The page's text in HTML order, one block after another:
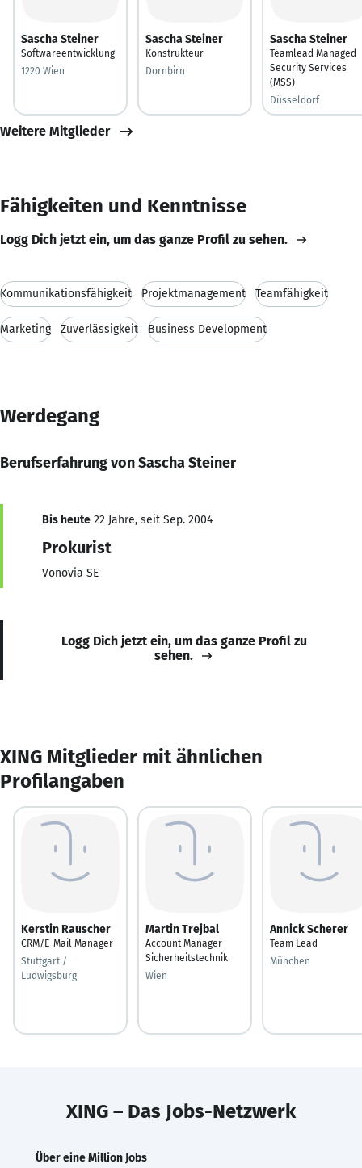
Sascha Steiner
Softwareentwicklung
1220 Wien
Sascha Steiner
Konstrukteur
Dornbirn
Sascha Steiner
Teamlead Managed
Security Services
(MSS)
Düsseldorf
Weitere Mitglieder
Fähigkeiten und Kenntnisse
Logg Dich jetzt ein, um das ganze Profil zu sehen.
Kommunikationsfähigkeit Projektmanagement Teamfähigkeit
Marketing Zuverlässigkeit Business Development
Werdegang
Berufserfahrung von Sascha Steiner
Bis heute 22 Jahre, seit Sep. 2004
Prokurist
Vonovia SE
Logg Dich jetzt ein, um das ganze Profil zu
sehen.
XING Mitglieder mit ähnlichen
Profilangaben
Kerstin Rauscher
CRM/E-Mail Manager
Stuttgart /
Ludwigsburg
Martin Trejbal
Account Manager
Sicherheitstechnik
Wien
Annick Scherer
Team Lead
München
XING – Das Jobs-Netzwerk
Über eine Million Jobs